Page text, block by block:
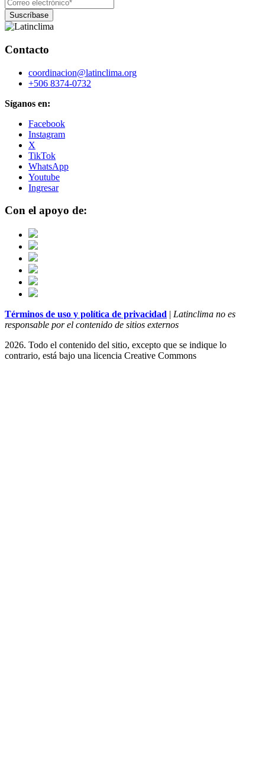
Contacto
coordinacion@latinclima.org
+506 8374-0732
Síganos en:
Facebook
Instagram
X
TikTok
WhatsApp
Youtube
Ingresar
Con el apoyo de:
Términos de uso y política de privacidad | Latinclima no es
responsable por el contenido de sitios externos
2026. Todo el contenido del sitio, excepto que se indique lo
contrario, está bajo una licencia Creative Commons